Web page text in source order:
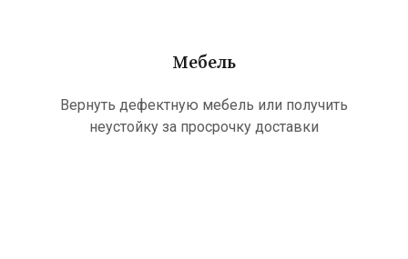
Мебель
Вернуть дефектную мебель или получить
неустойку за просрочку доставки